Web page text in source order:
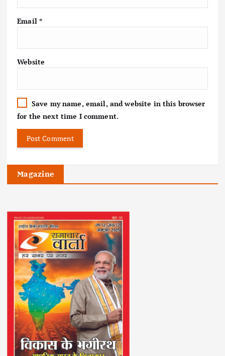
Email *
Website
Save my name, email, and website in this browser
for the next time I comment.
Magazine